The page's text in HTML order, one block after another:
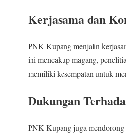
Kerjasama dan
PNK Kupang menjalin
ini mencakup magang,
memiliki kesempatan untuk
Dukungan
PNK Kupang juga mendorong